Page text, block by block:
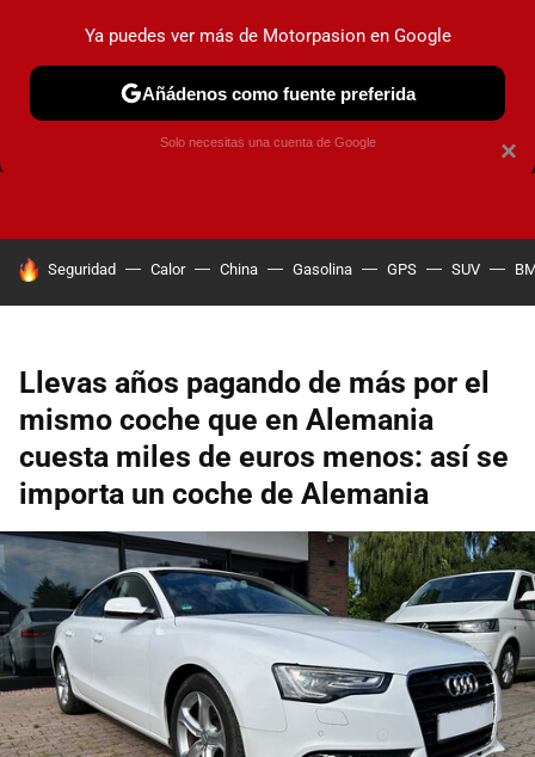
CAMBIO DE ACEITE AIRE ACONDICIONADO
HOY SE HABLA DE
Seguridad Calor China Gasolina GPS SUV
Llevas años pagando de más por el
mismo coche que en Alemania
cuesta miles de euros menos: así se
importa un coche de Alemania
×
Ya puedes ver más de Motorpasion en Google
Añádenos como fuente preferida
Solo necesitas una cuenta de Google